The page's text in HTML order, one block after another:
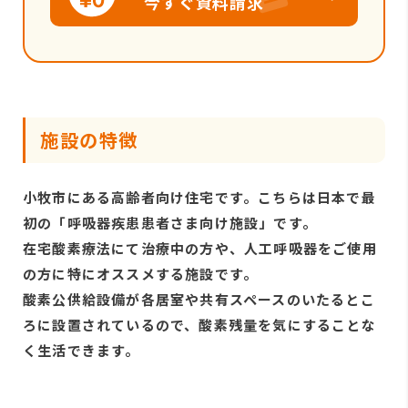
施設の特徴
小牧市にある高齢者向け住宅です。こちらは日本で最
初の「呼吸器疾患患者さま向け施設」です。
在宅酸素療法にて治療中の方や、人工呼吸器をご使用
の方に特にオススメする施設です。
酸素公供給設備が各居室や共有スペースのいたるとこ
ろに設置されているので、酸素残量を気にすることな
く生活できます。